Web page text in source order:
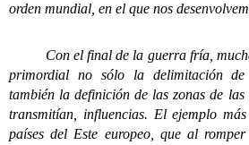
orden mundial, en el que nos
Con el final de la guerra fría,
primordial no sólo la delimitación
también la definición de las zonas de
transmitían, influencias. El ejemplo
países del Este europeo, que al